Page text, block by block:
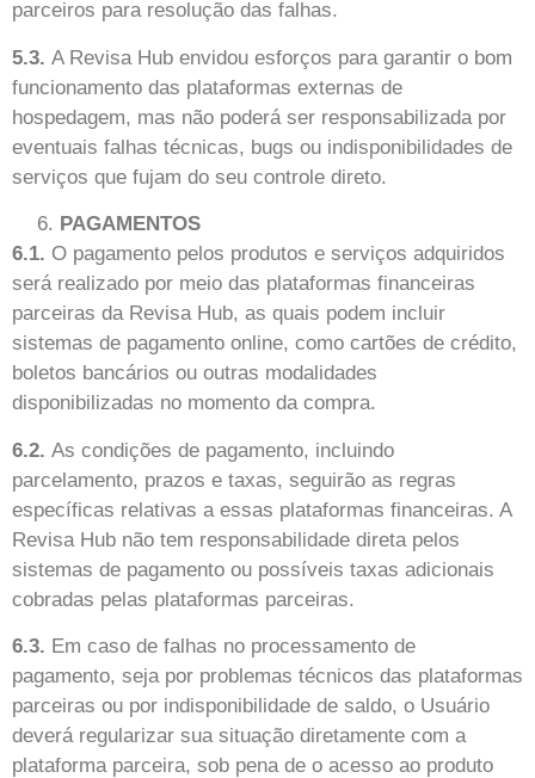
parceiros para resolução das falhas.
5.3. A Revisa Hub envidou esforços para garantir o bom
funcionamento das plataformas externas de
hospedagem, mas não poderá ser responsabilizada por
eventuais falhas técnicas, bugs ou indisponibilidades de
serviços que fujam do seu controle direto.
PAGAMENTOS
6.1. O pagamento pelos produtos e serviços adquiridos
será realizado por meio das plataformas financeiras
parceiras da Revisa Hub, as quais podem incluir
sistemas de pagamento online, como cartões de crédito,
boletos bancários ou outras modalidades
disponibilizadas no momento da compra.
6.2. As condições de pagamento, incluindo
parcelamento, prazos e taxas, seguirão as regras
específicas relativas a essas plataformas financeiras. A
Revisa Hub não tem responsabilidade direta pelos
sistemas de pagamento ou possíveis taxas adicionais
cobradas pelas plataformas parceiras.
6.3. Em caso de falhas no processamento de
pagamento, seja por problemas técnicos das plataformas
parceiras ou por indisponibilidade de saldo, o Usuário
deverá regularizar sua situação diretamente com a
plataforma parceira, sob pena de o acesso ao produto